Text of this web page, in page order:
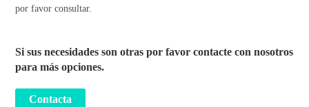
por favor consultar.
Si sus necesidades son otras por favor contacte con nosotros
para más opciones.